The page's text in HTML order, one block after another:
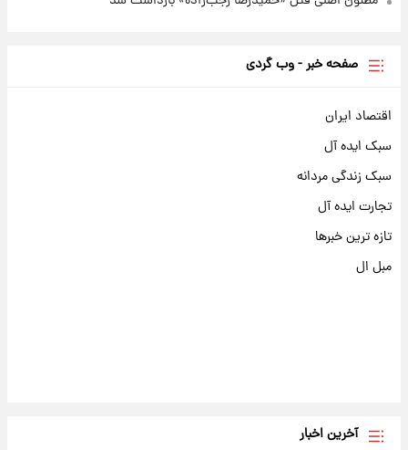
صفحه خبر - وب گردی
اقتصاد ایران
سبک ایده آل
سبک زندگی مردانه
تجارت ایده آل
تازه ترین خبرها
مبل ال
آخرین اخبار